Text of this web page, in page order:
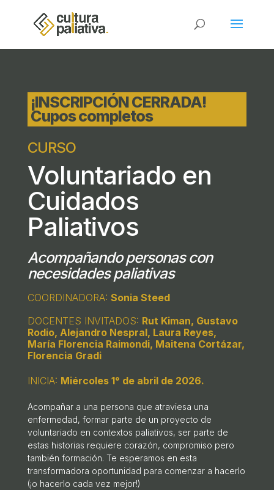
¡INSCRIPCIÓN CERRADA!
Cupos completos
CURSO
Voluntariado en
Cuidados
Paliativos
Acompañando personas con
necesidades paliativas
COORDINADORA: Sonia Steed
DOCENTES INVITADOS: Rut Kiman, Gustavo
Rodio, Alejandro Nespral, Laura Reyes,
María Florencia Raimondi, Maitena Cortázar,
Florencia Gradi
INICIA: Miércoles 1° de abril de 2026.
Acompañar a una persona que atraviesa una
enfermedad, formar parte de un proyecto de
voluntariado en contextos paliativos, ser parte de
estas historias requiere corazón, compromiso pero
también formación. Te esperamos en esta
transformadora oportunidad para comenzar a hacerlo
(¡o hacerlo cada vez mejor!)